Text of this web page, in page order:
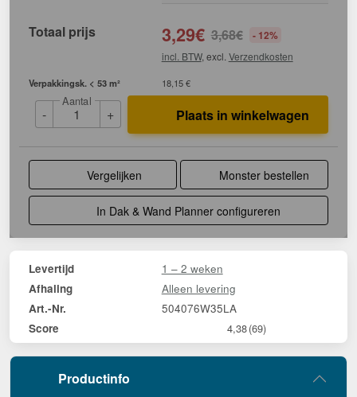
Totaal prijs 3,29€ 3,68€ - 12%
incl. BTW, excl. Verzendkosten
Verpakkingsk. < 53 m² 18,15 €
-
Aantal
+ Plaats in winkelwagen
Vergelijken Monster bestellen
In Dak & Wand Planner configureren
Levertijd 1 – 2 weken
Afhaling Alleen levering
Art.-Nr. 504076W35LA
Score 4,38(69)
Productinfo